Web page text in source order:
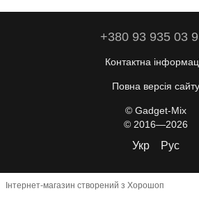
+380 93 935 03
Контактна
Повна версія сайту
© Gadget-Mix
© 2016—2026
Укр Рус
Інтернет-магазин створений з Хорошоп